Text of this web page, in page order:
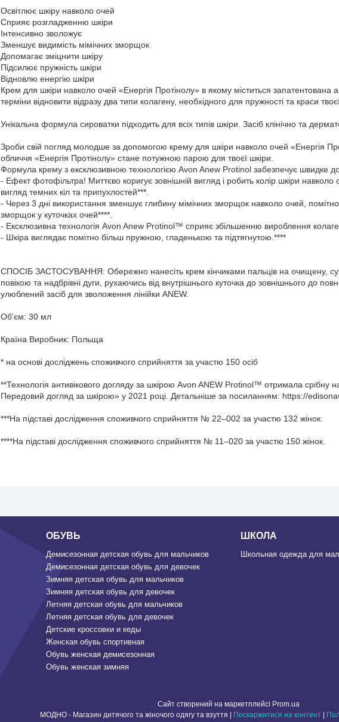
Освітлює шкіру навколо очей
Сприяє розгладженню шкіри
Інтенсивно зволожує
Зменшує видимість мімічних зморщок
Допомагає зміцнити шкіру
Підсилює пружність шкіри
Відновлю енергію шкіри
Крем для шкіри навколо очей «Енергія Протінолу» в якому міститься запатентована
терміни відновити відразу два типи колагену, необхідного для пружності та краси
Унікальна формула сироватки підходить для всіх типів шкіри. Засіб клінічно та
Зроби свій погляд молодше за допомогою крему для шкіри навколо очей «Енергія
обличчя «Енергія Протінолу» стане потужною парою для твоєї шкіри.
Формула крему з ексклюзивною технологією Avon Anew Protinol забезпечує швидке
- Ефект фотофільтра! Миттєво коригує зовнішній вигляд і робить колір шкіри навколо
вигляд темних кіл та припухлостей***.
- Через 3 дні використання зменшує глибину мімічних зморщок навколо очей,
зморщок у куточках очей****.
- Ексклюзивна технологія Avon Anew Protinol™ сприяє збільшенню вироблення
- Шкіра виглядає помітно більш пружною, гладенькою та підтягнутою.****
СПОСІБ ЗАСТОСУВАННЯ: Обережно нанесіть крем кінчиками пальців на очищену,
повікою та надбрівні дуги, рухаючись від внутрішнього куточка до зовнішнього до
улюблений засіб для зволоження лінійки ANEW.
Об'єм: 30 мл
Країна Виробник: Польща
* на основі досліджень споживчого сприйняття за участю 150 осіб
**Технологія антивікового догляду за шкірою Avon ANEW Protinol™ отримала срібну
Передовий догляд за шкірою» у 2021 році. Детальніше за посиланням: https://
***На підставі дослідження споживчого сприйняття № 22–002 за участю 132 жінок.
****На підставі дослідження споживчого сприйняття № 11–020 за участю 150 жінок.
ОБУВЬ
Демисезонная детская обувь для мальчиков
Демисезонная детская обувь для девочек
Зимняя детская обувь для мальчиков
Зимняя детская обувь для девочек
Летняя детская обувь для мальчиков
Летняя детская обувь для девочек
Детские кроссовки и кеды
Женская обувь спортивная
Обувь женская демисезонная
Обувь женская зимняя
ШКОЛА
Школьная одежда для
Сайт створений на маркетплейсі Prom.ua
МОДНО - Магазин дитячого та жіночого одягу та взуття | Поскаржитися на контент |